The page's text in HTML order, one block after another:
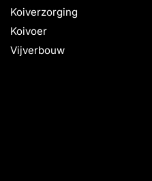
Koiverzorging
Koivoer
Vijverbouw